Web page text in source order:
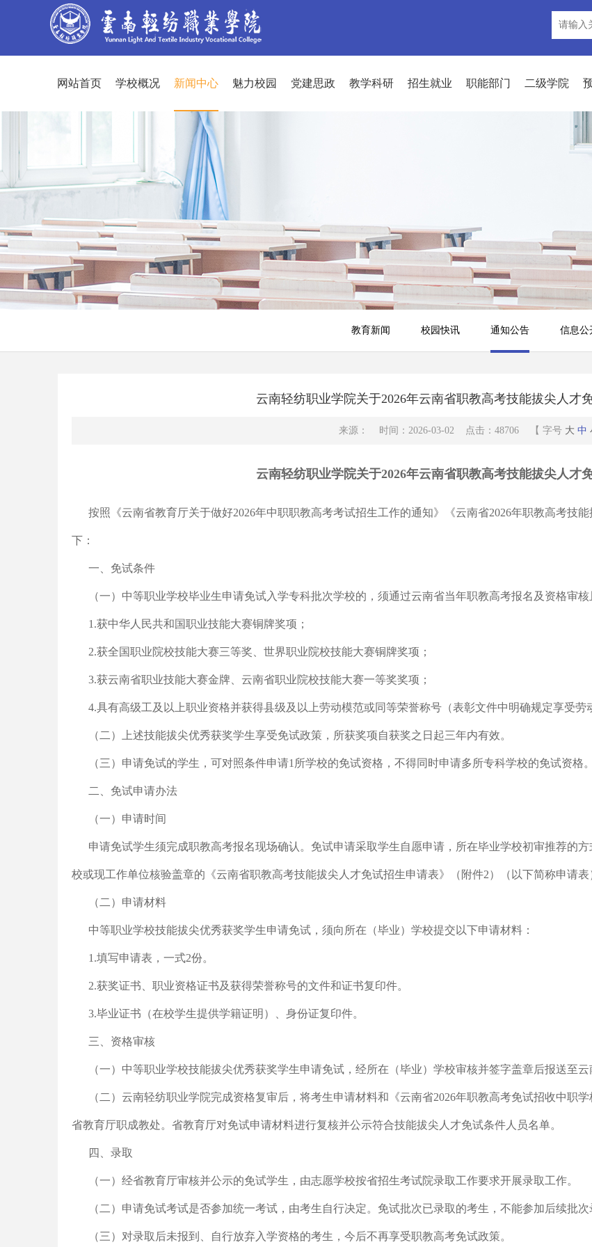
网站首页 学校概况 新闻中心 魅力校园 党建思政 教学科研 招生就业 职能部门 二级学院
教育新闻 校园快讯
通知公告
通知公告 信息公
云南轻纺职业学院关于2026年云南省职教高考技能拔尖人才
来源： 时间：2026-03-02 点击：48706 【 字号 大 中
云南轻纺职业学院关于2026年云南省职教高考技能拔尖人才
按照《云南省教育厅关于做好2026年中职职教高考考试招生工作的通知》《云南省2026年职教高考技
下：
一、免试条件
（一）中等职业学校毕业生申请免试入学专科批次学校的，须通过云南省当年职教高考报名及资格审
1.获中华人民共和国职业技能大赛铜牌奖项；
2.获全国职业院校技能大赛三等奖、世界职业院校技能大赛铜牌奖项；
3.获云南省职业技能大赛金牌、云南省职业院校技能大赛一等奖奖项；
4.具有高级工及以上职业资格并获得县级及以上劳动模范或同等荣誉称号（表彰文件中明确规定享受劳
（二）上述技能拔尖优秀获奖学生享受免试政策，所获奖项自获奖之日起三年内有效。
（三）申请免试的学生，可对照条件申请1所学校的免试资格，不得同时申请多所专科学校的免试资格。
二、免试申请办法
（一）申请时间
申请免试学生须完成职教高考报名现场确认。免试申请采取学生自愿申请，所在毕业学校初审推荐的
校或现工作单位核验盖章的《云南省职教高考技能拔尖人才免试招生申请表》（附件2）（以下简称申请
（二）申请材料
中等职业学校技能拔尖优秀获奖学生申请免试，须向所在（毕业）学校提交以下申请材料：
1.填写申请表，一式2份。
2.获奖证书、职业资格证书及获得荣誉称号的文件和证书复印件。
3.毕业证书（在校学生提供学籍证明）、身份证复印件。
三、资格审核
（一）中等职业学校技能拔尖优秀获奖学生申请免试，经所在（毕业）学校审核并签字盖章后报送至云
（二）云南轻纺职业学院完成资格复审后，将考生申请材料和《云南省2026年职教高考免试招收中职
省教育厅职成教处。省教育厅对免试申请材料进行复核并公示符合技能拔尖人才免试条件人员名单。
四、录取
（一）经省教育厅审核并公示的免试学生，由志愿学校按省招生考试院录取工作要求开展录取工作。
（二）申请免试考试是否参加统一考试，由考生自行决定。免试批次已录取的考生，不能参加后续批次
（三）对录取后未报到、自行放弃入学资格的考生，今后不再享受职教高考免试政策。